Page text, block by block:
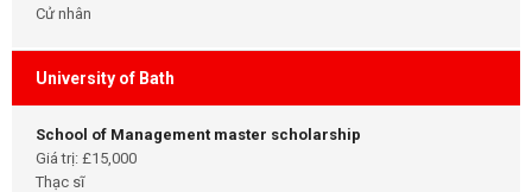
Cử nhân
University of Bath
School of Management master scholarship
Giá trị: £15,000
Thạc sĩ